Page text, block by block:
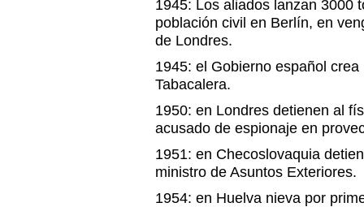
1945: Los aliados lanzan 3000
población civil en Berlín, en
de Londres.
1945: el Gobierno español
Tabacalera.
1950: en Londres detienen al
acusado de espionaje en
1951: en Checoslovaquia
ministro de Asuntos Exteriores.
1954: en Huelva nieva por